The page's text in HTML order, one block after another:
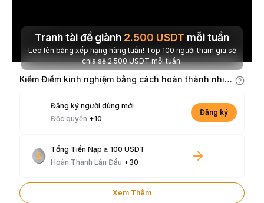
Tranh tài để giành 2.500 USDT mỗi tuần
Leo lên bảng xếp hạng hàng tuần! Top 100 người tham gia sẽ
chia sẻ 2.500 USDT mỗi tuần.
Kiếm Điểm kinh nghiệm bằng cách hoàn thành nhiệm vụ
Đăng ký người dùng mới
Độc quyền +10
Đăng ký
Tổng Tiền Nạp ≥ 100 USDT
Hoàn Thành Lần Đầu +30
Xem Thêm